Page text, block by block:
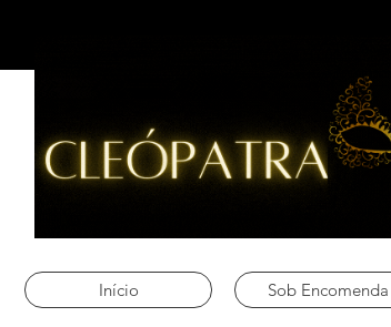
Início Sob Encomenda